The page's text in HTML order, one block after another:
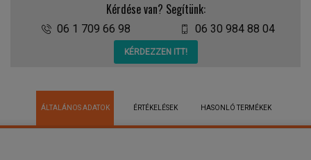
Kérdése van? Segítünk:
06 1 709 66 98 06 30 984 88 04
KÉRDEZZEN ITT!
ÁLTALÁNOS ADATOK ÉRTÉKELÉSEK HASONLÓ TERMÉKEK